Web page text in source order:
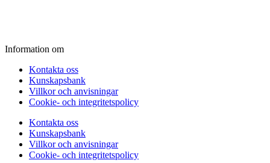
Information om
Kontakta oss
Kunskapsbank
Villkor och anvisningar
Cookie- och integritetspolicy
Kontakta oss
Kunskapsbank
Villkor och anvisningar
Cookie- och integritetspolicy